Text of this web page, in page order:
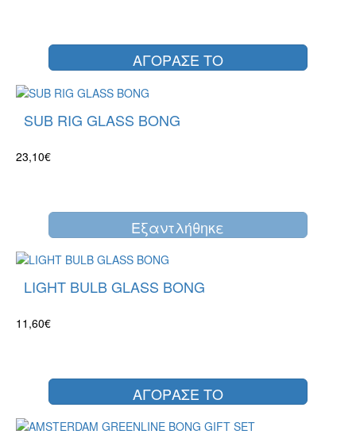
ΑΓΟΡΑΣΕ ΤΟ
SUB RIG GLASS BONG
23,10€
Eξαντλήθηκε
LIGHT BULB GLASS BONG
11,60€
ΑΓΟΡΑΣΕ ΤΟ